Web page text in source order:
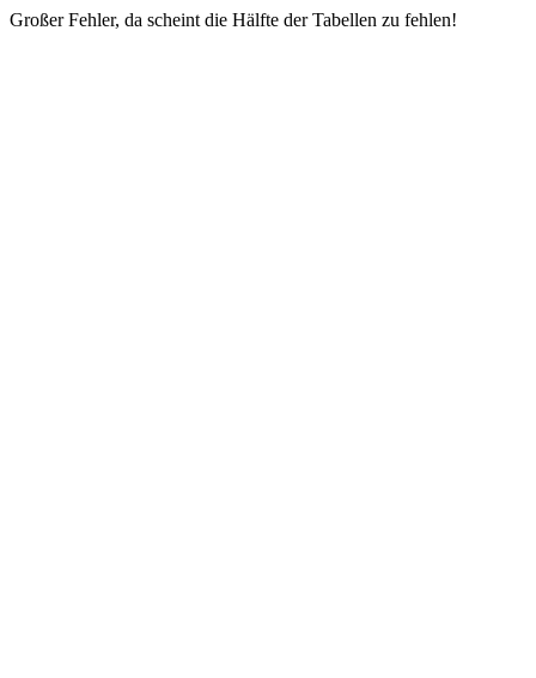
Großer Fehler, da scheint die Hälfte der Tabellen zu fehlen!